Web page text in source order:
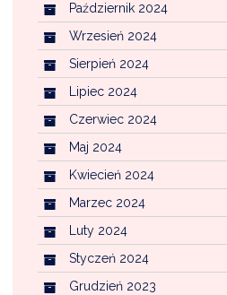
Październik 2024
Wrzesień 2024
Sierpień 2024
Lipiec 2024
Czerwiec 2024
Maj 2024
Kwiecień 2024
Marzec 2024
Luty 2024
Styczeń 2024
Grudzień 2023